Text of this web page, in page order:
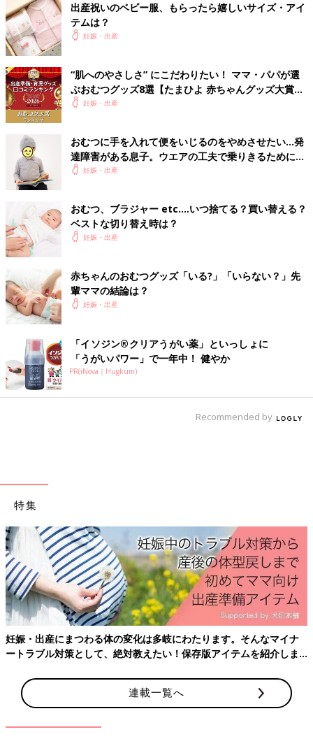
できれば、
２才、３才くらいのお洋服のリクエストが多いようで
す。ただ、子ども服となると値段が上がり、予算オーバーで贈る
側も頭を悩ますところです。
ママたちがもらってうれしいおむつセットですが、時には、
「おむつケーキ。Ｍサイズのおむつを使っているころに新生児用
のおむつ30枚のケーキ。もうただのゴミだからね」
「いずれ使うからとＳサイズのおむつをいただいたけれど、小柄
で生後4カ月してようやく使えました。それまで場所をとって困
りました」
「おむつケーキはかわいいけれど、なんとなく不衛生で使う気に
「名前の綴りが間違っている名入れタオル」
これはマナー違反。論外ですね。
「大きな鯛１匹」
うれしいような、困るような…。
「大きなぬいぐるみ。ダニが気になるし、場所もとるのでもう少
し考えて欲しかったなー」
ぬいぐるみは、捨てるのも忍びなく…。
「たくさんの人数で、微妙な金額のギフトセット。物は嬉しいけ
ど、少額ずつお返しする訳にもいかず余計な出費になりました」
出産祝い、迷いますよね。よかれと思って選んだプレゼントなの
に、開けてガッカリされていたらちょっと悲しい…。
聞くことができれば一番かもしれませんね。
（文・井上裕紀子）
出産祝いのベビー服、もらったら嬉しいサイズ・アイ
テムは？
妊娠・出産
“肌へのやさしさ” にこだわりたい！ ママ・パパが選
ぶおむつグッズ8選【たまひよ 赤ちゃんグッズ大賞
2026】
妊娠・出産
おむつに手を入れて便をいじるのをやめさせたい…発
達障害がある息子。ウエアの工夫で乗りきるために
【体験談】
妊娠・出産
おむつ、ブラジャー etc.…いつ捨てる？買い替える？
ベストな切り替え時は？
妊娠・出産
赤ちゃんのおむつグッズ「いる?」「いらない？」先
輩ママの結論は？
妊娠・出産
「イソジン®クリアうがい薬」といっしょに
「うがいパワー」で一年中！ 健やか
PR(iNova｜Hugkum)
Recommended by
特集
妊娠・出産にまつわる体の変化は多岐にわたります。そんなマイナ
ートラブル対策として、絶対教えたい！保存版アイテムを紹介しま
連載一覧へ